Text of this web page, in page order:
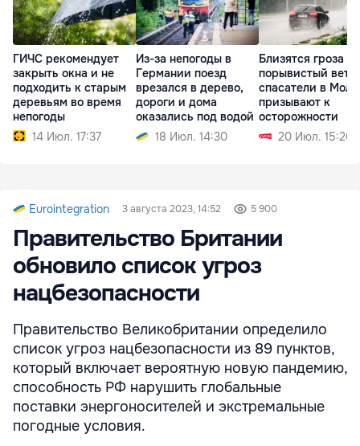
ГИЧС рекомендует
закрыть окна и не
подходить к старым
деревьям во время
непогоды
14 Июл. 17:37
Из-за непогоды в
Германии поезд
врезался в дерево,
дороги и дома
оказались под водой
18 Июл. 14:30
Близятся гроза и
порывистый
спасатели в
призывают к
осторожности
20 Июл. 15:20
Eurointegration 3 августа 2023, 14:52 5 900
Правительство Британии
обновило список угроз
нацбезопасности
Правительство Великобритании определило
список угроз нацбезопасности из 89 пунктов,
который включает вероятную новую пандемию,
способность РФ нарушить глобальные
поставки энергоносителей и экстремальные
погодные условия.